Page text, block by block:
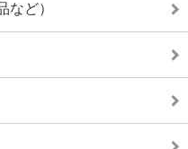
など）